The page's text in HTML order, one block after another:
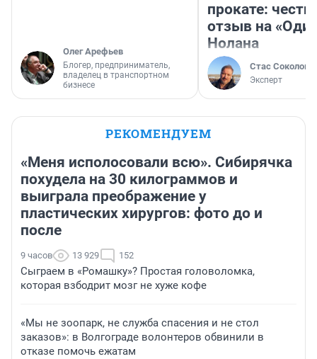
Олег Арефьев
Блогер, предприниматель,
владелец в транспортном
бизнесе
прокате:
отзыв на
Нолана
Стас Соколов
Эксперт
РЕКОМЕНДУЕМ
«Меня исполосовали всю». Сибирячка
похудела на 30 килограммов и
выиграла преображение у
пластических хирургов: фото до и
после
9 часов 13 929 152
Сыграем в «Ромашку»? Простая головоломка,
которая взбодрит мозг не хуже кофе
«Мы не зоопарк, не служба спасения и не стол
заказов»: в Волгограде волонтеров обвинили в
отказе помочь ежатам